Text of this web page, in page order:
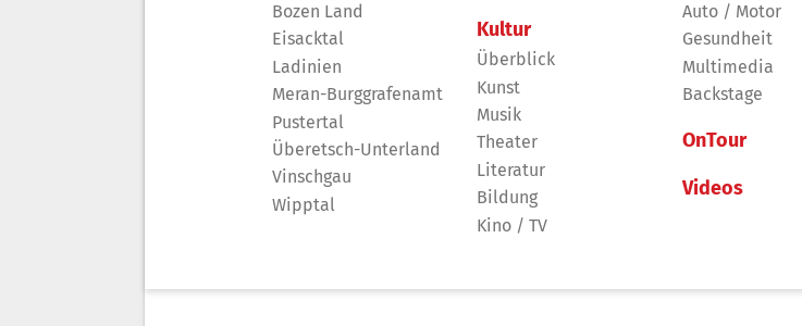
Bozen Land
Eisacktal
Ladinien
Meran-Burggrafenamt
Pustertal
Überetsch-Unterland
Vinschgau
Wipptal
Kultur
Überblick
Kunst
Musik
Theater
Literatur
Bildung
Kino / TV
Auto / Motor
Gesundheit
Multimedia
Backstage
OnTour
Videos